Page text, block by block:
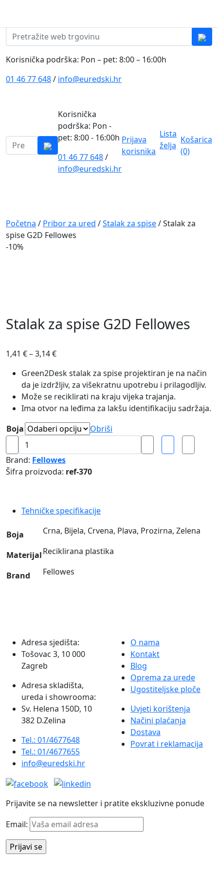
Pretraži:
Korisnička podrška: Pon – pet: 8:00 – 16:00h
01 46 77 648/ info@euredski.hr
Pretraži:
Korisnička
podrška: Pon -
pet: 8:00 - 16:00h
01 46 77 648/
info@euredski.hr
Prijava
korisnika
Lista
želja
Košarica
(0)
Navigation
Početna / Pribor za ured /Stalak za spise/ Stalak za
spise G2D Fellowes
-10%
Stalak za spise G2D Fellowes
1,41 €–3,14€
Green2Desk stalak za spise projektiran je na način
da je izdržljiv, za višekratnu upotrebu i prilagodljiv.
Može se reciklirati na kraju vijeka trajanja.
Ima otvor na leđima za lakšu identifikaciju sadržaja.
Boja
Obriši
Stalak
za
spise
G2D
Brand: Fellowes
Šifra proizvoda: ref-370
Tehničke specifikacije
Boja Crna, Bijela, Crvena, Plava, Prozirna, Zelena
MaterijalReciklirana plastika
Brand Fellowes
Adresa sjedišta:
Tošovac 3, 10 000
Zagreb
Adresa skladišta,
ureda i showrooma:
Sv. Helena 150D, 10
382 D.Zelina
Tel.: 01/4677648
Tel.: 01/4677655
info@euredski.hr
O nama
Kontakt
Blog
Oprema za urede
Ugostiteljske ploče
Uvjeti korištenja
Načini plaćanja
Dostava
Povrat i reklamacija
Prijavite se na newsletter i pratite ekskluzivne ponude
Email: